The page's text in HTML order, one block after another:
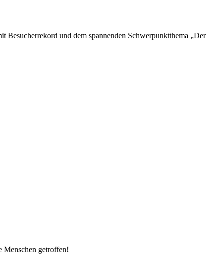
und dem spannenden Schwerpunktthema „Der
Menschen getroffen!